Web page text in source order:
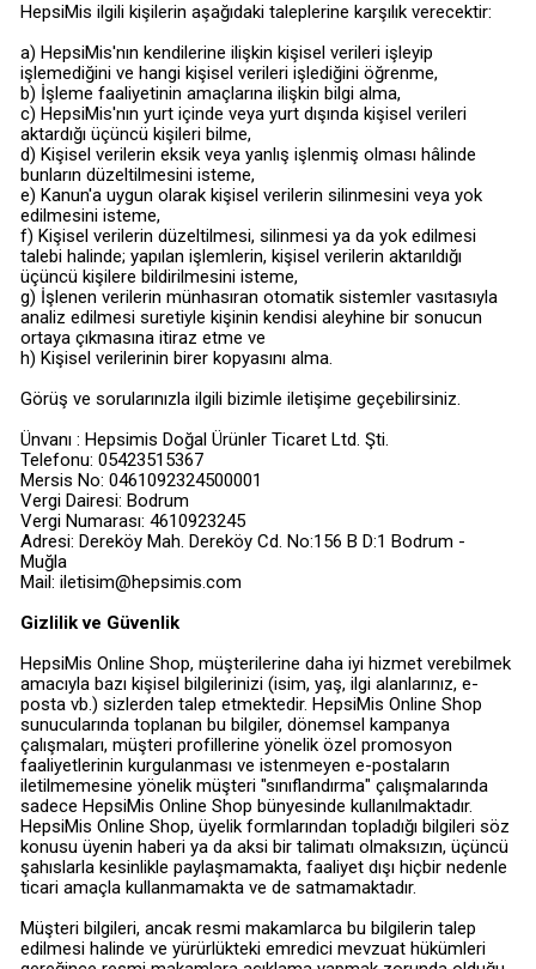
HepsiMis ilgili kişilerin aşağıdaki taleplerine karşılık verecektir:
a) HepsiMis'nın kendilerine ilişkin kişisel verileri işleyip
işlemediğini ve hangi kişisel verileri işlediğini öğrenme,
b) İşleme faaliyetinin amaçlarına ilişkin bilgi alma,
c) HepsiMis'nın yurt içinde veya yurt dışında kişisel verileri
aktardığı üçüncü kişileri bilme,
d) Kişisel verilerin eksik veya yanlış işlenmiş olması hâlinde
bunların düzeltilmesini isteme,
e) Kanun'a uygun olarak kişisel verilerin silinmesini veya yok
edilmesini isteme,
f) Kişisel verilerin düzeltilmesi, silinmesi ya da yok edilmesi
talebi halinde; yapılan işlemlerin, kişisel verilerin aktarıldığı
üçüncü kişilere bildirilmesini isteme,
g) İşlenen verilerin münhasıran otomatik sistemler vasıtasıyla
analiz edilmesi suretiyle kişinin kendisi aleyhine bir sonucun
ortaya çıkmasına itiraz etme ve
h) Kişisel verilerinin birer kopyasını alma.
Görüş ve sorularınızla ilgili bizimle iletişime geçebilirsiniz.
Ünvanı : Hepsimis Doğal Ürünler Ticaret Ltd. Şti.
Telefonu: 05423515367
Mersis No: 0461092324500001
Vergi Dairesi: Bodrum
Vergi Numarası: 4610923245
Adresi: Dereköy Mah. Dereköy Cd. No:156 B D:1 Bodrum -
Muğla
Mail: iletisim@hepsimis.com
Gizlilik ve Güvenlik
HepsiMis Online Shop, müşterilerine daha iyi hizmet verebilmek
amacıyla bazı kişisel bilgilerinizi (isim, yaş, ilgi alanlarınız, e-
posta vb.) sizlerden talep etmektedir. HepsiMis Online Shop
sunucularında toplanan bu bilgiler, dönemsel kampanya
çalışmaları, müşteri profillerine yönelik özel promosyon
faaliyetlerinin kurgulanması ve istenmeyen e-postaların
iletilmemesine yönelik müşteri "sınıflandırma" çalışmalarında
sadece HepsiMis Online Shop bünyesinde kullanılmaktadır.
HepsiMis Online Shop, üyelik formlarından topladığı bilgileri söz
konusu üyenin haberi ya da aksi bir talimatı olmaksızın, üçüncü
şahıslarla kesinlikle paylaşmamakta, faaliyet dışı hiçbir nedenle
ticari amaçla kullanmamakta ve de satmamaktadır.
Müşteri bilgileri, ancak resmi makamlarca bu bilgilerin talep
edilmesi halinde ve yürürlükteki emredici mevzuat hükümleri